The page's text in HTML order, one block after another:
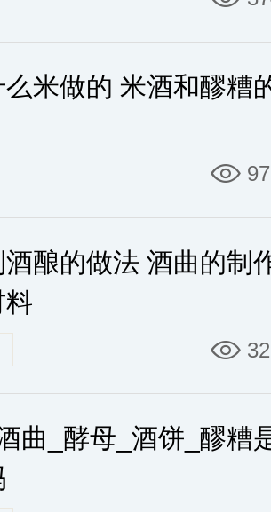
米做的 米酒和醪糟
酿的做法 酒曲的制
料
曲_酵母_酒饼_醪糟